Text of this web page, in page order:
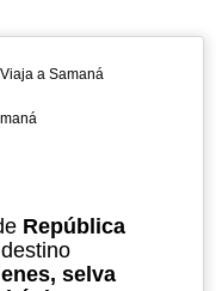
Viaja a Samaná
República
selva